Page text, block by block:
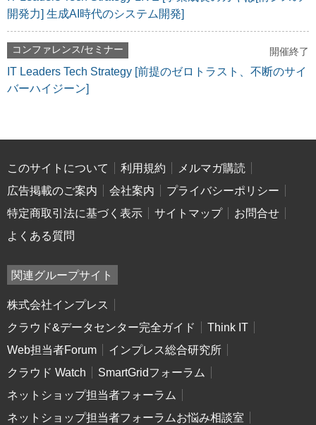
開発力] 生成AI時代のシステム開発]
コンファレンス/セミナー 開催終了
IT Leaders Tech Strategy [前提のゼロトラスト、不断のサイ
バーハイジーン]
このサイトについて 利用規約
メルマガ購読
広告掲載のご案内
会社案内
プライバシーポリシー
特定商取引法に基づく表示
サイトマップ
お問合せ
よくある質問
関連グループサイト
株式会社インプレス
クラウド&データセンター完全ガイド
Think IT
Web担当者Forum
インプレス総合研究所
クラウド Watch
SmartGridフォーラム
ネットショップ担当者フォーラム
ネットショップ担当者フォーラムお悩み相談室